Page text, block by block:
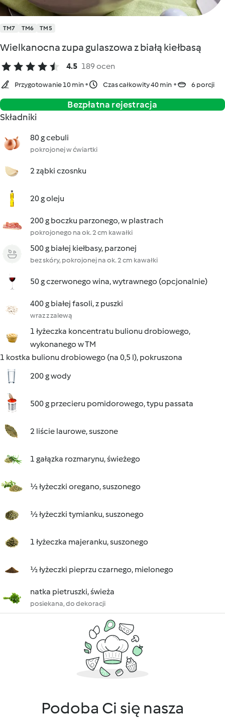
TM7 TM6 TM5
Wielkanocna zupa gulaszowa z białą kiełbasą
4.5 189 ocen
Przygotowanie 10 min Czas całkowity 40 min 6 porcji
Bezpłatna rejestracja
Składniki
80 g cebuli
pokrojonej w ćwiartki
2 ząbki czosnku
20 g oleju
200 g boczku parzonego, w plastrach
pokrojonego na ok. 2 cm kawałki
500 g białej kiełbasy, parzonej
bez skóry, pokrojonej na ok. 2 cm kawałki
50 g czerwonego wina, wytrawnego (opcjonalnie)
400 g białej fasoli, z puszki
wraz z zalewą
1 łyżeczka koncentratu bulionu drobiowego,
wykonanego w TM
1 kostka bulionu drobiowego (na 0,5 l), pokruszona
200 g wody
500 g przecieru pomidorowego, typu passata
2 liście laurowe, suszone
1 gałązka rozmarynu, świeżego
½ łyżeczki oregano, suszonego
½ łyżeczki tymianku, suszonego
1 łyżeczka majeranku, suszonego
½ łyżeczki pieprzu czarnego, mielonego
natka pietruszki, świeża
posiekana, do dekoracji
Podoba Ci się nasza